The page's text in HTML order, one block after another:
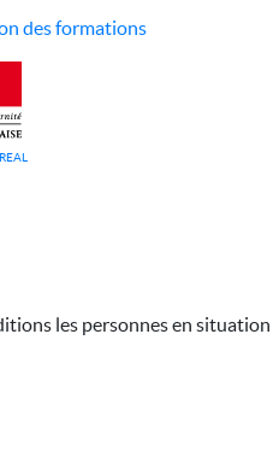
des formations
les personnes en situation